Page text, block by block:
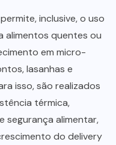
inclusive, o uso
alimentos quentes ou
em micro-
lasanhas e
isso, são realizados
térmica,
segurança alimentar,
do delivery